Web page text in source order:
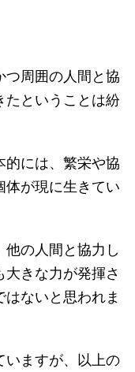
つ周囲の人間と協
たということは紛
的には、繁栄や協
体が現に生きてい
の人間と協力し
きな力が発揮さ
ないと思われま
いますが、以上の